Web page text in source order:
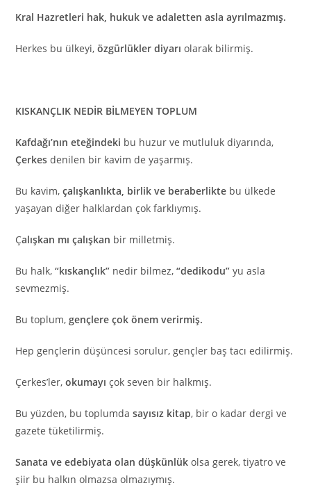
Kral Hazretleri hak, hukuk ve adaletten asla ayrılmazmış.
Herkes bu ülkeyi,özgürlükler diyarı olarak bilirmiş.
KISKANÇLIK NEDİR BİLMEYEN TOPLUM
Kafdağı’nın eteğindeki bu huzur ve mutluluk diyarında,
Çerkes denilen bir kavim de yaşarmış.
Bu kavim,çalışkanlıkta, birlik ve beraberlikte bu ülkede
yaşayan diğer halklardan çok farklıymış.
Çalışkan mı çalışkan bir milletmiş.
Bu halk,“kıskançlık” nedir bilmez,“dedikodu” yu asla
sevmezmiş.
Bu toplum,gençlere çok önem verirmiş.
Hep gençlerin düşüncesi sorulur, gençler baş tacı edilirmiş.
Çerkes’ler,okumayı çok seven bir halkmış.
Bu yüzden, bu toplumdasayısız kitap, bir o kadar dergi ve
gazete tüketilirmiş.
Sanata ve edebiyata olan düşkünlük olsa gerek, tiyatro ve
şiir bu halkın olmazsa olmazıymış.